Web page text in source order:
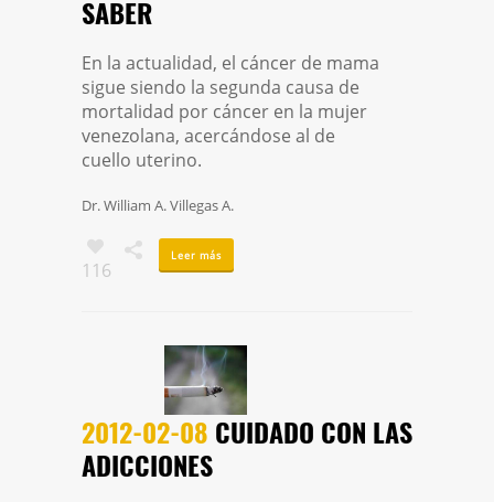
Glosario
Contactos
SABER
En la actualidad, el cáncer de mama
sigue siendo la segunda causa de
mortalidad por cáncer en la mujer
venezolana, acercándose al de
cuello uterino.
Dr. William A. Villegas A.
116
Leer más
2012-02-08 CUIDADO CON LAS
ADICCIONES